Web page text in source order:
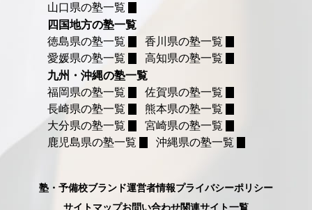
山口県の塾一覧
四国地方の塾一覧
徳島県の塾一覧
香川県の塾一覧
愛媛県の塾一覧
高知県の塾一覧
九州・沖縄の塾一覧
福岡県の塾一覧
佐賀県の塾一覧
長崎県の塾一覧
熊本県の塾一覧
大分県の塾一覧
宮崎県の塾一覧
鹿児島県の塾一覧
沖縄県の塾一覧
塾・予備校ブランド運営者情報プライバシーポリシー
サイトマップお問い合わせ関連サイト一覧